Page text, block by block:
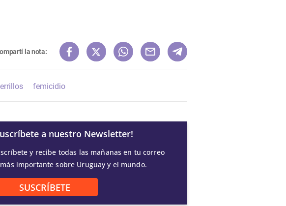
la nota:
femicidio
a nuestro Newsletter!
y recibe todas las mañanas en tu correo
importante sobre Uruguay y el mundo.
SUSCRÍBETE